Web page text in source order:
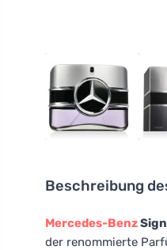
Beschreibung
Mercedes-Benz
der renommierte